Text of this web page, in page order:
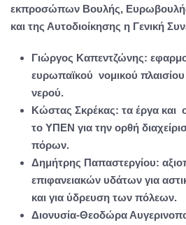
εκπροσώπων Βουλής,
και της Αυτοδιοίκησης η Γενική
Γιώργος Καπεντζώνης:
ευρωπαϊκού νομικού πλαισίου
νερού.
Κώστας Σκρέκας: τα έργα και
το ΥΠΕΝ για την ορθή
πόρων.
Δημήτρης Παπαστεργίου:
επιφανειακών υδάτων για
και για ύδρευση των πόλεων.
Διονυσία-Θεοδώρα